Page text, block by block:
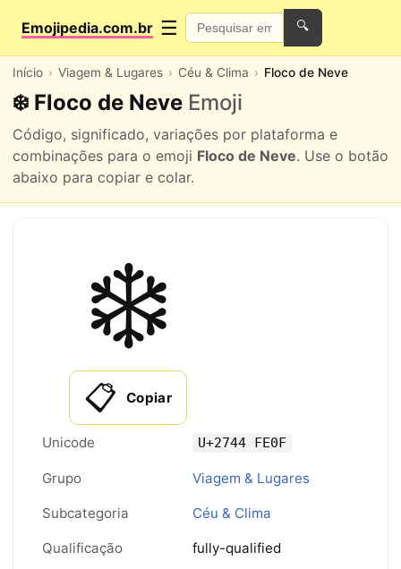
Emojipedia.com.br ☰ 🔍
Início Viagem & Lugares Céu & Clima Floco de Neve
❄️ Floco de Neve Emoji
Código, significado, variações por plataforma e
combinações para o emoji Floco de Neve. Use o botão
abaixo para copiar e colar.
❄️
📋 Copiar
Unicode U+2744 FE0F
Grupo Viagem & Lugares
Subcategoria Céu & Clima
Qualificação fully-qualified